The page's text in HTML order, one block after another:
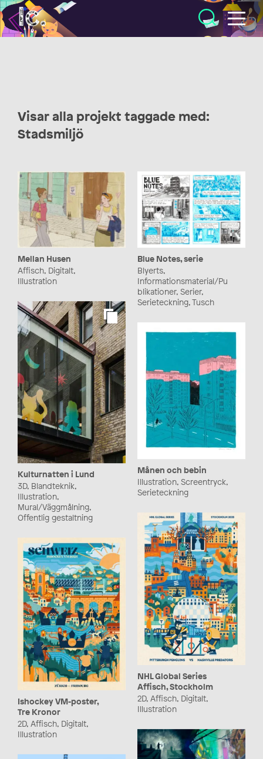
Illustratörcentrum
Visar alla projekt taggade med:
Stadsmiljö
Mellan Husen
Affisch, Digitalt,
Illustration
Blue Notes, serie
Blyerts,
Informationsmaterial/Pu
blikationer, Serier,
Serieteckning, Tusch
Kulturnatten i Lund
3D, Blandteknik,
Illustration,
Mural/Väggmålning,
Offentlig gestaltning
Månen och bebin
Illustration, Screentryck,
Serieteckning
NHL Global Series
Affisch, Stockholm
2D, Affisch, Digitalt,
Illustration
Ishockey VM-poster,
Tre Kronor
2D, Affisch, Digitalt,
Illustration